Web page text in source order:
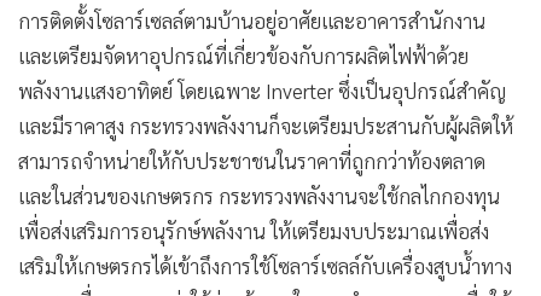
ต้นทุนที่แท้จริง และเป็นธรรมกับทุกฝ่าย
ในส่วนของการส่งเสริมการใช้พลังงานแสงอาทิตย์ กระทรวง
พลังงานได้เร่งประสานกับหน่วยงานที่เกี่ยวข้องในการลดขั้นตอน
การติดตั้งโซลาร์เซลล์ตามบ้านอยู่อาศัยและอาคารสำนักงาน
และเตรียมจัดหาอุปกรณ์ที่เกี่ยวข้องกับการผลิตไฟฟ้าด้วย
พลังงานแสงอาทิตย์ โดยเฉพาะ Inverter ซึ่งเป็นอุปกรณ์สำคัญ
และมีราคาสูง กระทรวงพลังงานก็จะเตรียมประสานกับผู้ผลิตให้